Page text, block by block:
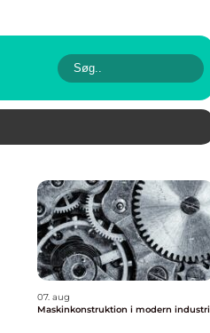
07. aug
Maskinkonstruktion i modern industri